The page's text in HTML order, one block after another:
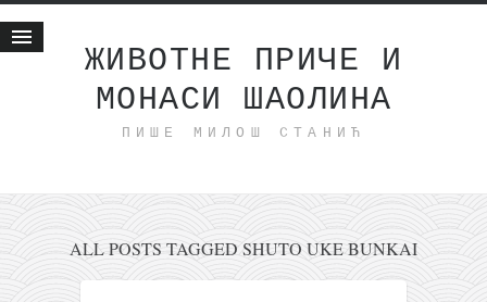
ЖИВОТНЕ ПРИЧЕ И
МОНАСИ ШАОЛИНА
ПИШЕ МИЛОШ СТАНИЋ
Животне приче
интернет пословање
исхраном до здравља
мој хаику
ALL POSTS TAGGED SHUTO UKE BUNKAI